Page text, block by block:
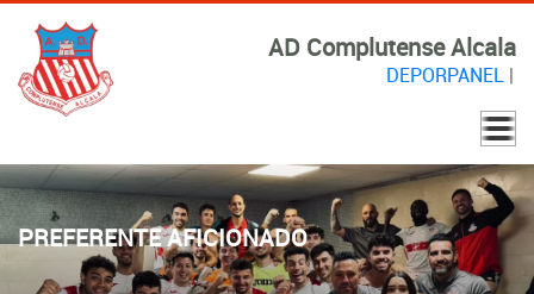
AD Complutense Alcala
DEPORPANEL|
PREFERENTE AFICIONADO